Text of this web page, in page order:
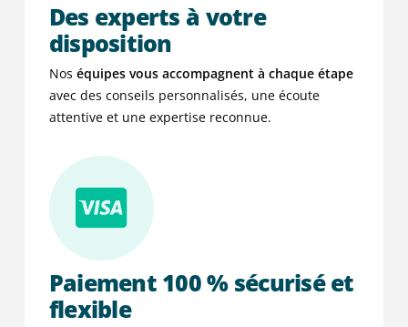
Des experts à votre
disposition
Nos équipes vous accompagnent à chaque étape
avec des conseils personnalisés, une écoute
attentive et une expertise reconnue.
Paiement 100 % sécurisé et
flexible